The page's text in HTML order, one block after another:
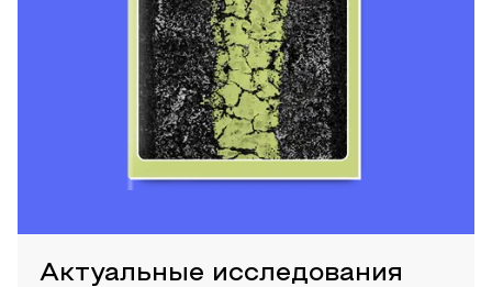
Актуальные исследования